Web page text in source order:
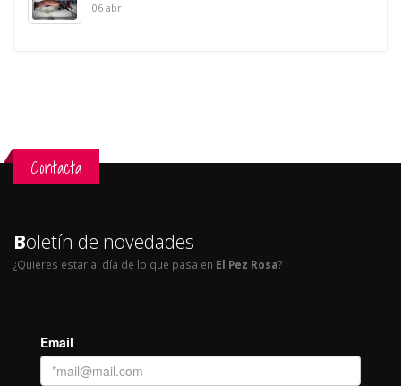
06 abr
Contacta
Boletín de novedades
¿Quieres estar al día de lo que pasa en El Pez Rosa?